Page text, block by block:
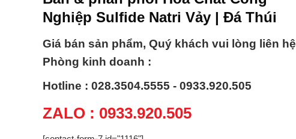
Nghiệp Sulfide Natri Vảy | Đá Thúi
Giá bán sản phẩm, Quý khách vui lòng liên hệ
Phòng kinh doanh :
Hotline : 028.3504.5555 - 0933.920.505
ZALO : 0933.920.505